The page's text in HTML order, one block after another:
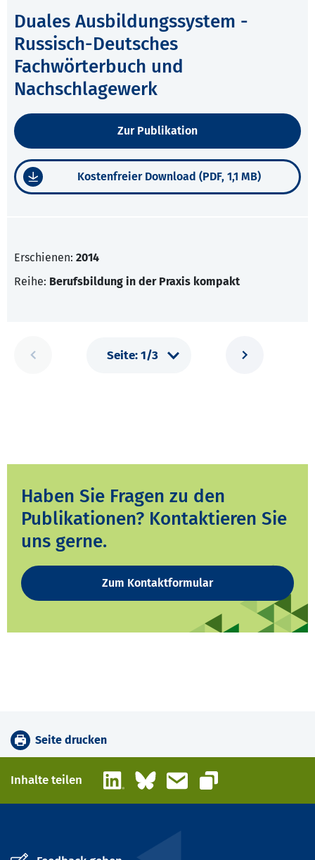
Duales Ausbildungssystem -
Russisch-Deutsches
Fachwörterbuch und
Nachschlagewerk
Zur Publikation
Kostenfreier Download (PDF, 1,1 MB)
Erschienen: 2014
Reihe: Berufsbildung in der Praxis kompakt
Haben Sie Fragen zu den
Publikationen? Kontaktieren Sie
uns gerne.
Zum Kontaktformular
Seite drucken
Inhalte teilen LinkedInBlueskyE-Mail
Link kopieren